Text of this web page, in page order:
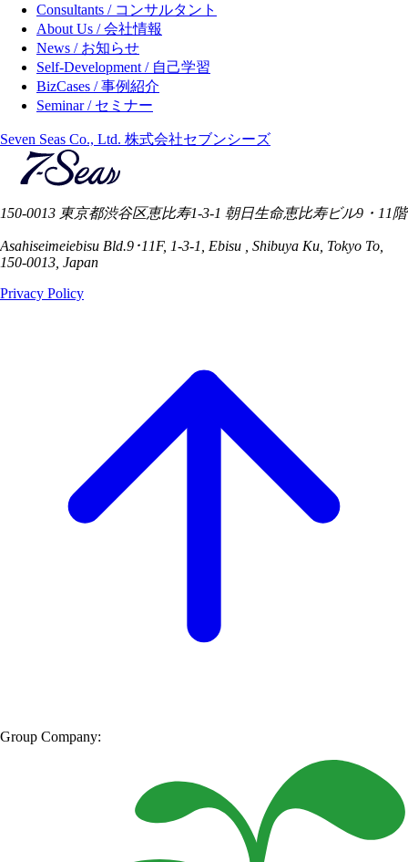
Consultants / コンサルタント
About Us / 会社情報
News / お知らせ
Self-Development / 自己学習
BizCases / 事例紹介
Seminar / セミナー
Seven Seas Co., Ltd. 株式会社セブンシーズ
150-0013 東京都渋谷区恵比寿1-3-1 朝日生命恵比寿ビル9・11階
Asahiseimeiebisu Bld.9･11F, 1-3-1, Ebisu , Shibuya Ku, Tokyo To,
150-0013, Japan
Privacy Policy
Group Company: